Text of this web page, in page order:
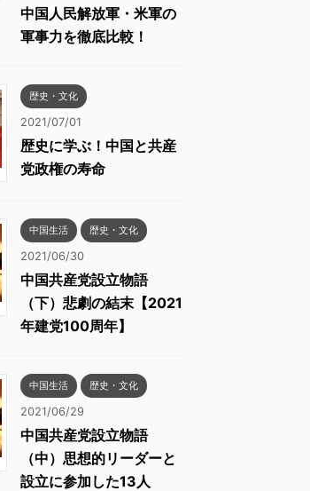
中国人民解放軍・米軍の
軍事力を徹底比較！
歴史・文化
2021/07/01
歴史に学ぶ！中国と共産
党政権の寿命
中国生活 歴史・文化
2021/06/30
中国共産党設立物語
（下）悲劇の結末【2021
年建党100周年】
中国生活 歴史・文化
2021/06/29
中国共産党設立物語
（中）思想的リーダーと
設立に参加した13人